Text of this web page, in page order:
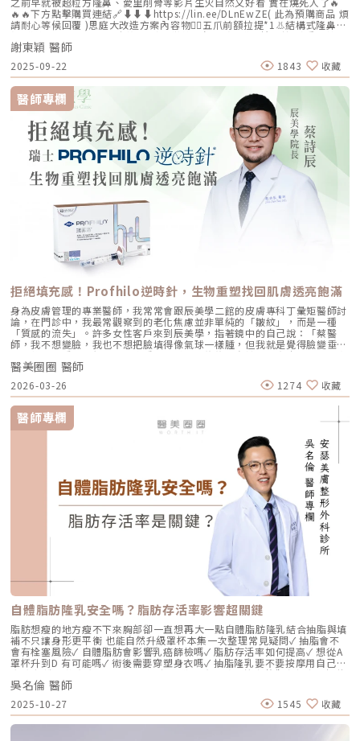
🔥🔥下方點擊購買連結🔗⬇️⬇️⬇️https://lin.ee/DLnEwZE( 此為預購商品 煩
請耐心等候回覆 )思庭大改造方案內容物💁‍♀️五爪前額拉提*1👃結構式隆鼻*1
(加購縮鼻翼、敲鼻骨、貴族手術)👄微笑嘴角*1 (加購嘴邊肉拉提)重點摘
要：00:00 搶先看⚡⚡01:43 開箱手術方案內容物02:02 上臉眉眼分析 : 五
爪前額拉提02:36 中臉隆鼻分析 : 結構式隆鼻合併貴族手術03:58 下臉唇巴
分析 : 微笑嘴角+嘴扁肉拉提04:43 華麗買家秀05:25 五星好評分享
⭐⭐⭐⭐⭐▸▸歡迎合作洽談：followheart.marketing@gmail.com◂◂依心唯
美整形外科診所地址｜台北市信義區基隆路二段15號2樓電話｜（02）
2345-6777官方網站｜https://www.followheart.com.tw/官方諮詢｜
https://follow-heart.com/line臉書粉專｜https://follow-
heart.com/case_fbIG追起來｜https://follow-
heart.com/case_igWeChat ID｜Dr_followheart
謝東穎 醫師
2025-09-22 1843 收藏
醫師專欄
拒絕填充感！Profhilo逆時針，生物重塑找回肌膚透亮飽滿
身為皮膚管理的專業醫師，我常常會跟辰美學二館的皮膚專科丁彙矩醫師討
論，在門診中，我最常觀察到的老化焦慮並非單純的「皺紋」，而是一種
「質感的流失」。許多女性客戶來到辰美學，指著鏡中的自己說：「蔡醫
師，我不想變臉，我也不想把臉填得像氣球一樣腫，但我就是覺得臉變垂
了、乾了，看起來很累。」這種「累感」，往往來自於肌膚真皮層結構的崩
解。過去我們習慣用玻尿酸去「填補」凹陷，或是用電音波去「緊緻」皮
表，但在這兩者之間，其實存在著一個關鍵的空白區：生物重塑（Bio-
Remodeling）。這就是為什麼我對 Profhilo 逆時針（俗稱：璞菲洛）情
有獨鍾的原因。一、 重新定義抗老：為什麼妳需要的是「重塑」而非「填
充」？在深入了解 Profhilo逆時針 之前，我們必須先釐清肌膚老化的本
質。肌膚的年輕度由真皮層的三大支柱決定：水份、膠原蛋白
（Collagen）以及彈力蛋白（Elastin）。多數人對膠原蛋白耳熟能詳，它
就像建築物的「鋼筋水泥」，負責撐起皮膚的厚度與體積；然而，讓肌膚在
做表情後能迅速回彈、維持組織張力的關鍵，其實是彈力蛋白。彈力蛋白就
像支撐鋼筋的「橡皮筋」，不幸的是，人體在青春期過後，彈力蛋白的合成
速度就會大幅下降。當彈力蛋白流失，肌膚就會像失去彈性的鬆緊帶，出現
細紋、毛孔粗大、甚至是難以處理的「鬆弛型下垂」。傳統玻尿酸屬於「填
充型」，主要目的是增加體積（Volumizing），如果過度施打，容易造成
面部僵硬或「醫美臉」。而 Profhilo 逆時針的誕生，是為了從細胞底層進
行「修復與重塑」，讓皮膚自己找回年輕時的彈性。二、 Profhilo 逆時針
的科學核心：NAHYCO™ 專利技術Profhilo逆時針來自瑞士著名的 IBSA 製
藥集團。身為專業醫師，我非常看重產品的「純淨度」與「穩定性」。
Profhilo 之所以能在國際醫美界佔有一席之地，在於其革命性的
NAHYCO™ 專利熱融合技術。1. 醫學界的「純淨」突破：無化學交聯劑一
般玻尿酸為了維持在體內的時間，必須添加化學交聯劑（如 BDDE）。雖然
這在合法範圍內是安全的，但對於過敏體質或追求極致天然的客戶來說，仍
存在延遲性發炎的風險。Profhilo逆時針 透過精確的加熱與降溫製程，讓
高分子與低分子玻尿酸產生自然的氫鍵鍵結，完全不含 BDDE。這意味著它
具備極高的「生物相容性」，注射後能與人體組織完美融合。2. 高低分子玻
尿酸的「黃金比例」Profhilo 含有目前市面上極高濃度的玻尿酸
（64mg/2ml），它結合了： 高分子量玻尿酸（H-HA）：提供穩定的物理
支撐與深層鎖水，改善鬆弛。 低分子量玻尿酸（L-HA）：作為傳遞信號的
分子，直接活化真皮層內的纖維母細胞，誘導膠原蛋白與彈力蛋白新生。這
種「1+1 > 2」的協同作用，讓 Profhilo 在進入皮膚後，能像液態電波一
樣迅速擴散，全面性地改善膚質。三、 3 種細胞與 5 種蛋白：解開「液態
電波」的逆齡關鍵在辰美學的診間，我常跟客戶解釋，Profhilo 就像是為
肌膚施加了一種「啟動指令」。它不僅僅是補水，而是啟動了「3+5 逆齡機
制」： 活化 3 種關鍵細胞： 纖維母細胞：這是皮膚的「膠原工廠」。 角質
醫美圈圈 醫師
2026-03-26 1274 收藏
醫師專欄
自體脂肪隆乳安全嗎？脂肪存活率影響超關鍵
脂肪想瘦的地方瘦不下來胸部卻一直想再大一點自體脂肪隆乳結合抽脂與填
補不只讓身形更平衡 也能自然升級罩杯本集一次整理常見疑問✓ 抽脂會不
會有栓塞風險✓ 自體脂肪會影響乳癌篩檢嗎✓ 脂肪存活率如何提高✓ 想從A
罩杯升到D 有可能嗎✓ 術後需要穿塑身衣嗎✓ 抽脂隆乳要不要按摩用自己的
脂肪 打造柔軟真實的胸型適合誰 怎麼做 最有效將給妳完整觀念與安心評估
依據重點摘要：0:00 #她說他說0:40 #自體脂肪隆乳v.s.#假體隆乳 想要哪
一樣？1:02 關於手術安全性 #自體隆乳2:12 不同的抽脂方式 #脂肪存活率
會一樣嗎？3:16 關於抽脂安全 #脂肪栓塞問題 ？4:09 關於手術安全性 #矽
膠隆乳相關影片：• 罩杯升級前必看，自體脂肪豐胸解析！ EP20• 男生
女乳好尷尬，胸部困擾的隱藏原因你有嗎？ EP24• 抽就對了？抽脂局部雕
吳名倫 醫師
2025-10-27 1545 收藏